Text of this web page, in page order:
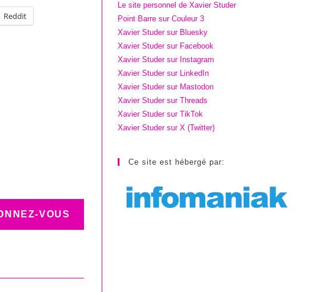
Reddit
VOUS
Le site personnel de Xavier Studer
Point Barre sur Couleur 3
Xavier Studer sur Bluesky
Xavier Studer sur Facebook
Xavier Studer sur Instagram
Xavier Studer sur LinkedIn
Xavier Studer sur Mastodon
Xavier Studer sur Threads
Xavier Studer sur TikTok
Xavier Studer sur X (Twitter)
Ce site est hébergé par: